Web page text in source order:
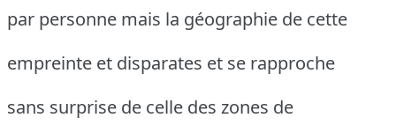
par personne mais la géographie de cette
empreinte et disparates et se rapproche
sans surprise de celle des zones de